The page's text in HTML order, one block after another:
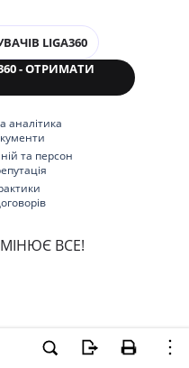
LIGA360
- ОТРИМАТИ
аналітика
та персон
ВСЕ!